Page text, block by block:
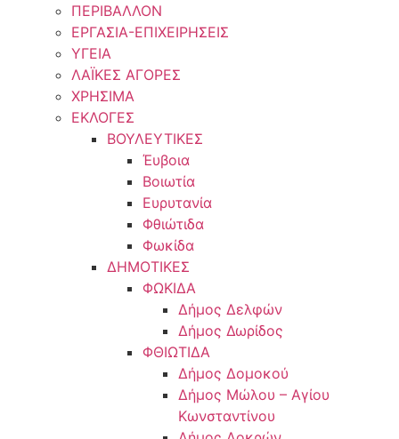
ΠΕΡΙΒΑΛΛΟΝ
ΕΡΓΑΣΙΑ-ΕΠΙΧΕΙΡΗΣΕΙΣ
ΥΓΕΙΑ
ΛΑΪΚΕΣ ΑΓΟΡΕΣ
ΧΡΗΣΙΜΑ
ΕΚΛΟΓΕΣ
ΒΟΥΛΕΥΤΙΚΕΣ
Έυβοια
Βοιωτία
Ευρυτανία
Φθιώτιδα
Φωκίδα
ΔΗΜΟΤΙΚΕΣ
ΦΩΚΙΔΑ
Δήμος Δελφών
Δήμος Δωρίδος
ΦΘΙΩΤΙΔΑ
Δήμος Δομοκού
Δήμος Μώλου – Αγίου
Κωνσταντίνου